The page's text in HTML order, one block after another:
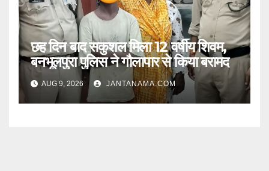
छह दिन बाद सकुशल मिला 12 वर्षीय शिवम,
बनभूलपुरा पुलिस ने गौलापार से किया बरामद
AUG 9, 2026 JANTANAMA.COM